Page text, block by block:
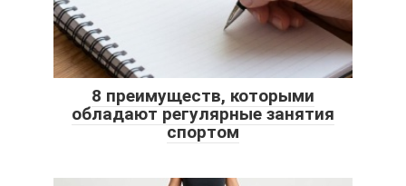
8 преимуществ, которыми
обладают регулярные занятия
спортом